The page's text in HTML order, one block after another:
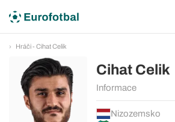
Hráči - Cihat Celik
Cihat Celik
Informace
Nizozemsko